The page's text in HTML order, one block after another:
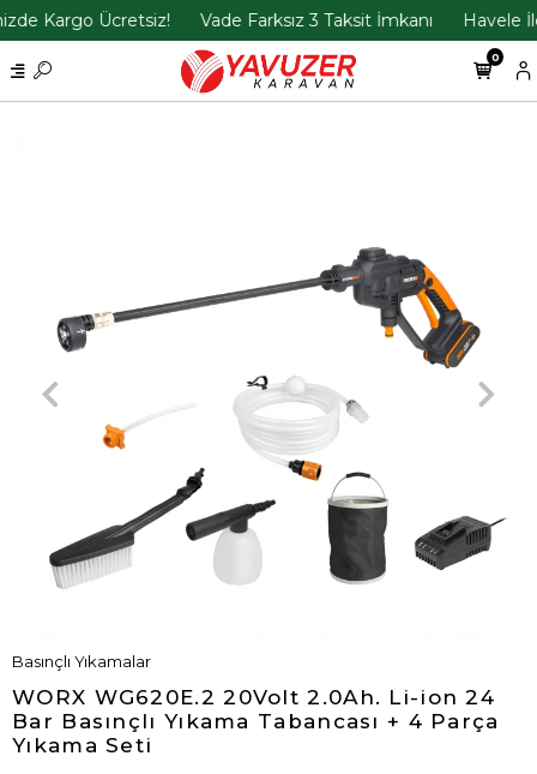
Ücretsiz! Vade Farksız 3 Taksit İmkanı Havele İle
0
Basınçlı Yıkamalar
WORX WG620E.2 20Volt 2.0Ah. Li-ion 24
Bar Basınçlı Yıkama Tabancası + 4 Parça
Yıkama Seti